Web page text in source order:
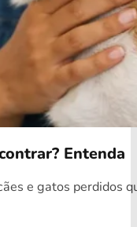
Entenda
e gatos perdidos